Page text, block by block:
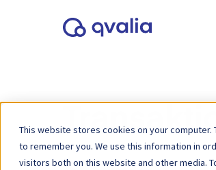
This website stores cookies on your
to remember you. We use this information in
visitors both on this website and other media.